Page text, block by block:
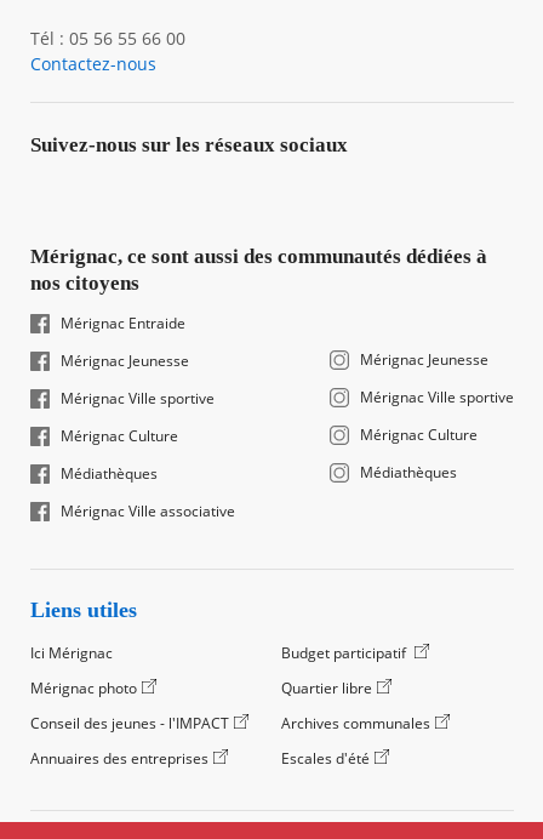
Tél : 05 56 55 66 00
Contactez-nous
Suivez-nous sur les réseaux sociaux
Mérignac, ce sont aussi des communautés dédiées à
nos citoyens
Mérignac Entraide
Mérignac Jeunesse
Mérignac Ville sportive
Mérignac Culture
Médiathèques
Mérignac Ville associative
Mérignac Jeunesse
Mérignac Ville sportive
Mérignac Culture
Médiathèques
Liens utiles
Ici Mérignac
Budget participatif
Mérignac photo
Quartier libre
Conseil des jeunes - l'IMPACT
Archives communales
Annuaires des entreprises
Escales d'été